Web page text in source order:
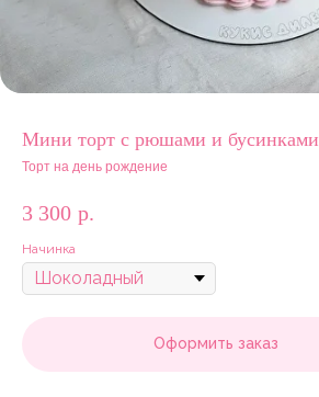
Мини торт с рюшами и бусинками
Торт на день рождение
3 300 р.
Начинка
Оформить заказ